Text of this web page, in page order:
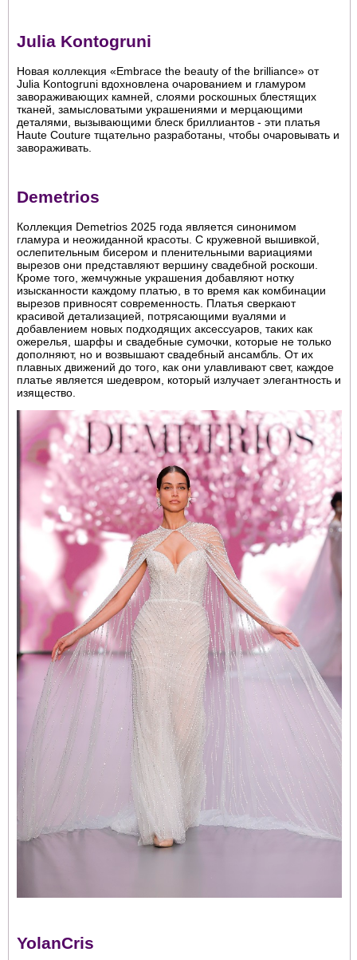
Julia Kontogruni
Новая коллекция «Embrace the beauty of the brilliance» от
Julia Kontogruni вдохновлена очарованием и гламуром
завораживающих камней, слоями роскошных блестящих
тканей, замысловатыми украшениями и мерцающими
деталями, вызывающими блеск бриллиантов - эти платья
Haute Couture тщательно разработаны, чтобы очаровывать и
завораживать.
Demetrios
Коллекция Demetrios 2025 года является синонимом
гламура и неожиданной красоты. С кружевной вышивкой,
ослепительным бисером и пленительными вариациями
вырезов они представляют вершину свадебной роскоши.
Кроме того, жемчужные украшения добавляют нотку
изысканности каждому платью, в то время как комбинации
вырезов привносят современность. Платья сверкают
красивой детализацией, потрясающими вуалями и
добавлением новых подходящих аксессуаров, таких как
ожерелья, шарфы и свадебные сумочки, которые не только
дополняют, но и возвышают свадебный ансамбль. От их
плавных движений до того, как они улавливают свет, каждое
платье является шедевром, который излучает элегантность и
изящество.
YolanCris